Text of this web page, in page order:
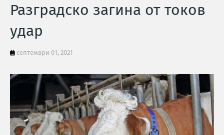
Разградско загина от токов
удар
септември 01, 2021